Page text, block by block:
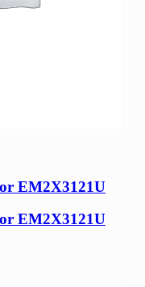
EM2X3121U
EM2X3121U